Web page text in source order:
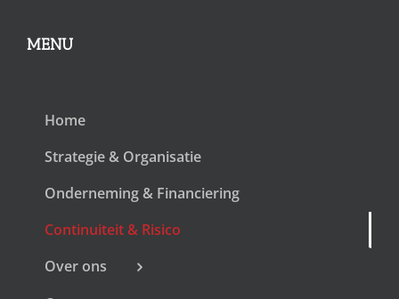
MENU
Home
Strategie & Organisatie
Onderneming & Financiering
Continuiteit & Risico
Over ons